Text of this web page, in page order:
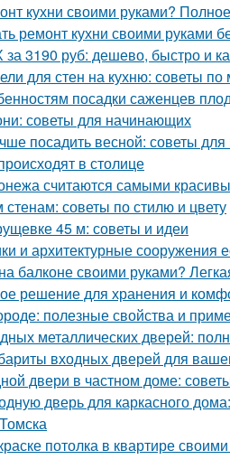
кухни своими руками?
ремонт кухни своими руками
3190 руб: дешево, быстро и
для стен на кухню: советы
посадки саженцев
советы для начинающих
посадить весной: советы
в столице
считаются самыми
советы по стилю и цвету
45 м: советы и идеи
и архитектурные сооружения
балконе своими руками?
решение для хранения и
полезные свойства и
металлических дверей:
входных дверей для
двери в частном доме:
дверь для каркасного
потолка в квартире